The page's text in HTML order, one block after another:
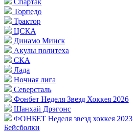
Спартак
Торпедо
Трактор
ЦСКА
Динамо Минск
Акулы политеха
СКА
Лада
Ночная лига
Северсталь
Фонбет Неделя Звезд Хоккея 2026
Шанхай Дрэгонс
ФОНБЕТ Неделя звезд хоккея 2023
Бейсболки